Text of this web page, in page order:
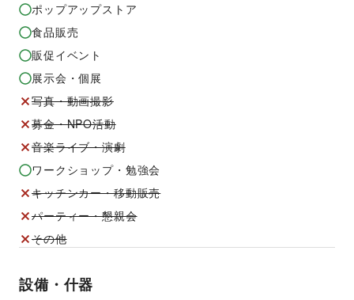
ポップアップストア
食品販売
販促イベント
展示会・個展
写真・動画撮影
募金・NPO活動
音楽ライブ・演劇
ワークショップ・勉強会
キッチンカー・移動販売
パーティー・懇親会
その他
設備・什器